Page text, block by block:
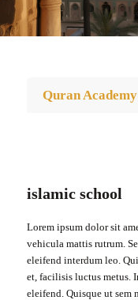
Quran Academy
islamic school
Lorem ipsum dolor sit
vehicula mattis rutrum.
eleifend interdum leo.
et, facilisis luctus metus.
eleifend. Quisque ut sem